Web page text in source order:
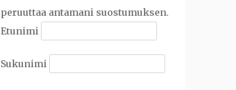
peruuttaa antamani suostumuksen.
Etunimi
Sukunimi